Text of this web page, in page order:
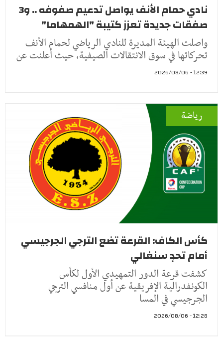
نادي حمام الأنف يواصل تدعيم صفوفه .. و3
صفقات جديدة تعزز كتيبة "الهمهاما"
واصلت الهيئة المديرة للنادي الرياضي لحمام الأنف
تحركاتها في سوق الانتقالات الصيفية، حيث أعلنت عن
12:39 - 2026/08/06
رياضة
كأس الكاف: القرعة تضع الترجي الجرجيسي
أمام تحدٍ سنغالي
كشفت قرعة الدور التمهيدي الأول لكأس
الكونفدرالية الإفريقية عن أول منافسي الترجي
الجرجيسي في المسا
12:28 - 2026/08/06